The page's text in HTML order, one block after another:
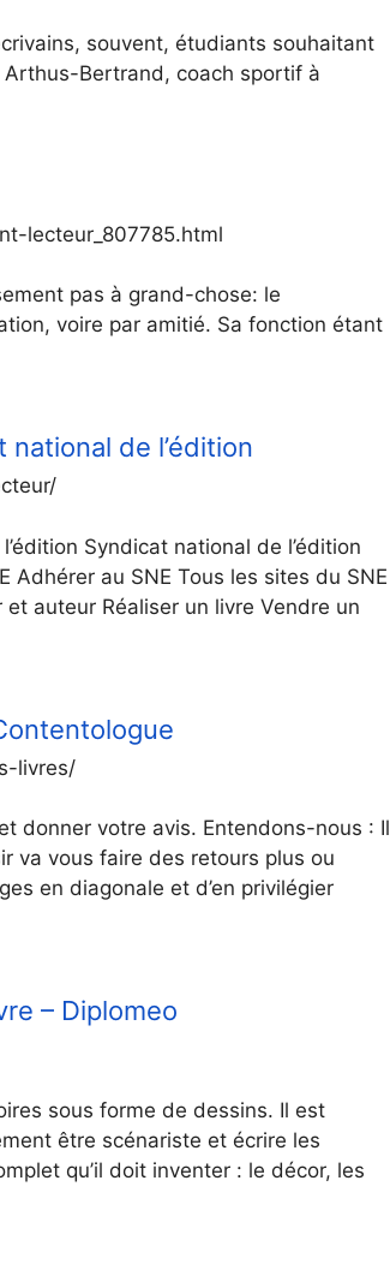
souvent, étudiants souhaitant
Arthus-Bertrand, coach sportif à
lecteur_807785.html
pas à grand-chose: le
voire par amitié. Sa fonction étant
de l’édition
Syndicat national de l’édition
Adhérer au SNE Tous les sites du SNE
auteur Réaliser un livre Vendre un
livres/
donner votre avis. Entendons-nous : Il
va vous faire des retours plus ou
en diagonale et d’en privilégier
– Diplomeo
sous forme de dessins. Il est
être scénariste et écrire les
qu’il doit inventer : le décor, les